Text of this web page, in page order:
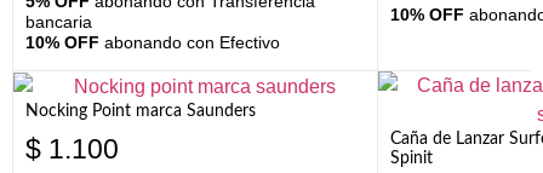
bancaria
10% OFF abonando con Efectivo
10% OFF
Nocking Point marca Saunders
$ 1.100
Caña de Lanzar
Spinit